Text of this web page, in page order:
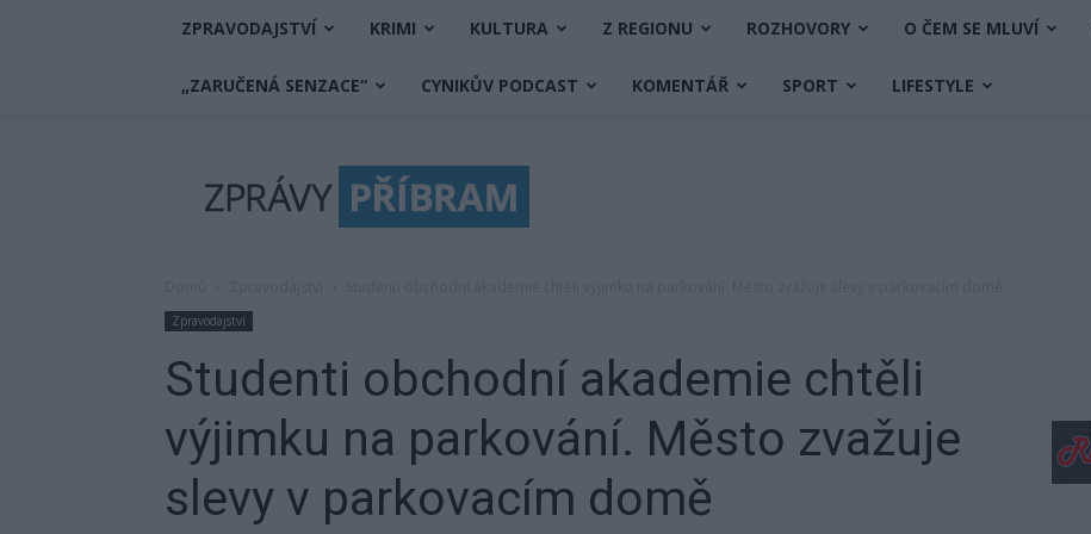
ZPRAVODAJSTVÍ KRIMI KULTURA Z REGIONU ROZHOVORY O ČEM SE MLUVÍ
„ZARUČENÁ SENZACE“ CYNIKŮV PODCAST KOMENTÁŘ SPORT LIFESTYLE
Příbram
Zpravodajství
Studenti obchodní akademie chtěli
výjimku na parkování. Město zvažuje
slevy v parkovacím domě